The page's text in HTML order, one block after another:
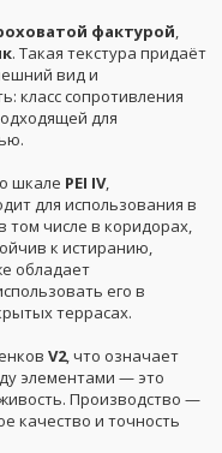
фактурой
. Такая текстура придаёт
вид и
класс сопротивления
для
шкале PEI IV,
для использования в
числе в коридорах,
к истиранию,
обладает
его в
террасах.
V2, что означает
элементами — это
Производство —
качество и точность